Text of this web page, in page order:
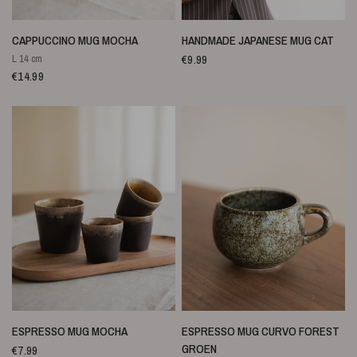
SNELLE WEERGAVE
CAPPUCCINO MUG MOCHA
L 14 cm
€14.99
SNELLE WEERGAVE
HANDMADE JAPANESE MUG CAT
€9.99
SNELLE WEERGAVE
ESPRESSO MUG MOCHA
€7.99
SNELLE WEERGAVE
ESPRESSO MUG CURVO FOREST
GROEN